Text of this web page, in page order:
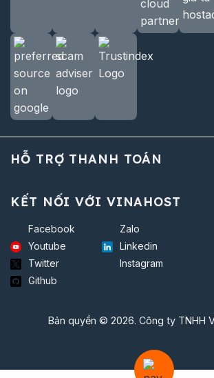
HỖ TRỢ THANH TOÁN
KẾT NỐI VỚI VINAHOST
Facebook
Zalo
Youtube
Linkedin
Twitter
Instagram
Github
Bản quyền © 2026. Công ty TNHH